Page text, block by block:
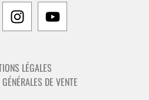
LÉGALES
DE VENTE